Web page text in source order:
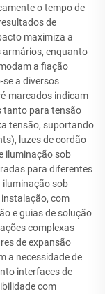
o tempo de
de
maximiza a
enquanto
a fiação
a diversos
marcados indicam
tanto para tensão
tensão, suportando
luzes de cordão
iluminação sob
para diferentes
iluminação sob
com
e guias de solução
complexas
de expansão
a necessidade de
interfaces de
com